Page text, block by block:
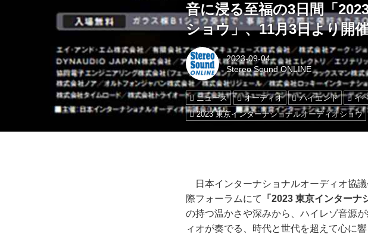
音に浸る至福の3日間「
ショウ」、11月3日より開
2023-09-04
Stereo Sound ONLINE
ニュース オーディオ ハイエンド イ
2023 東京インターナショナルオーディオショウ
日本インターナショナルオーディオ協
際フォーラムにて
「2023 東京インターナ
の持つ温かさや深みから、ハイレゾ音源
ィオが奏でる、時代と世代を超えて心に